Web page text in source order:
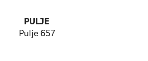
PULJE
Pulje 657